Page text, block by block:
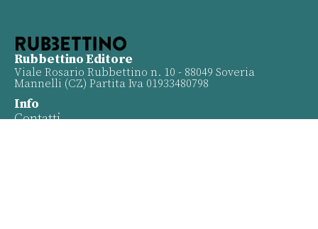
Rubbettino Editore
Viale Rosario Rubbettino n. 10 - 88049 Soveria
Mannelli (CZ) Partita Iva 01933480798
Info
Contatti